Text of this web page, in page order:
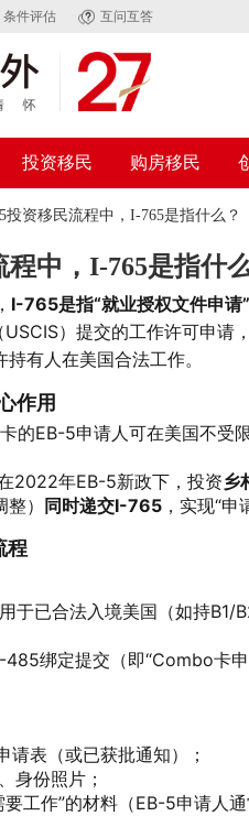
条件评估 互问互答
投资移民 购房移民
投资移民流程中，I-765是指什么？
中，I-765是指什
I-765是指“就业授权文件申
USCIS）提交的工作许可申
有人在美国合法工作。
作用
卡的EB-5申请人可在美国不受
2022年EB-5新政下，投资乡
）
同时递交I-765 ，实现“
程
用于已合法入境美国（如持
485绑定提交（即“Combo卡
表（或已获批通知）；
身份照片；
工作”的材料（EB-5申请人通